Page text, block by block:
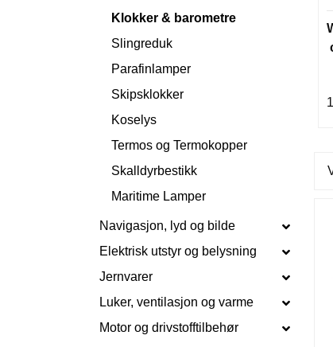
Klokker & barometre
Slingreduk
Parafinlamper
Skipsklokker
Koselys
Termos og Termokopper
Skalldyrbestikk
Maritime Lamper
Navigasjon, lyd og bilde
Elektrisk utstyr og belysning
Jernvarer
Luker, ventilasjon og varme
Motor og drivstofftilbehør